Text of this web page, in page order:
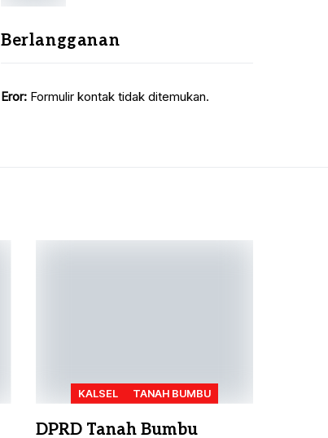
Berlangganan
Eror: Formulir kontak tidak ditemukan.
KALSEL TANAH BUMBU
DPRD Tanah Bumbu